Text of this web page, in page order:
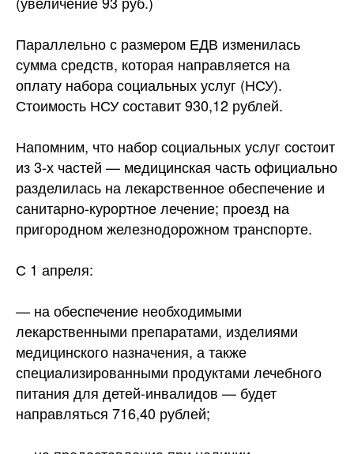
Параллельно с размером ЕДВ изменилась
сумма средств, которая направляется на
оплату набора социальных услуг (НСУ).
Стоимость НСУ составит 930,12 рублей.
Напомним, что набор социальных услуг состоит
из 3-х частей — медицинская часть официально
разделилась на лекарственное обеспечение и
санитарно-курортное лечение; проезд на
пригородном железнодорожном транспорте.
С 1 апреля:
— на обеспечение необходимыми
лекарственными препаратами, изделиями
медицинского назначения, а также
специализированными продуктами лечебного
питания для детей-инвалидов — будет
направляться 716,40 рублей;